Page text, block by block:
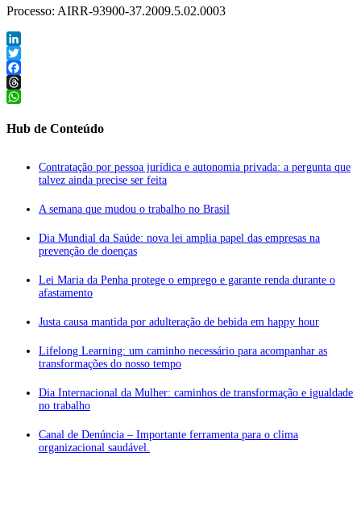
Processo: AIRR-93900-37.2009.5.02.0003
LinkedIn
Twitter
Facebook
Threads
Hub de Conteúdo
Contratação por pessoa jurídica e autonomia privada: a pergunta que
talvez ainda precise ser feita
A semana que mudou o trabalho no Brasil
Dia Mundial da Saúde: nova lei amplia papel das empresas na
prevenção de doenças
Lei Maria da Penha protege o emprego e garante renda durante o
afastamento
Justa causa mantida por adulteração de bebida em happy hour
Lifelong Learning: um caminho necessário para acompanhar as
transformações do nosso tempo
Dia Internacional da Mulher: caminhos de transformação e igualdade
no trabalho
Canal de Denúncia – Importante ferramenta para o clima
organizacional saudável.